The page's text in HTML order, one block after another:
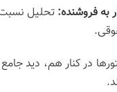
به فروشنده: تحلیل
در کنار هم، دید